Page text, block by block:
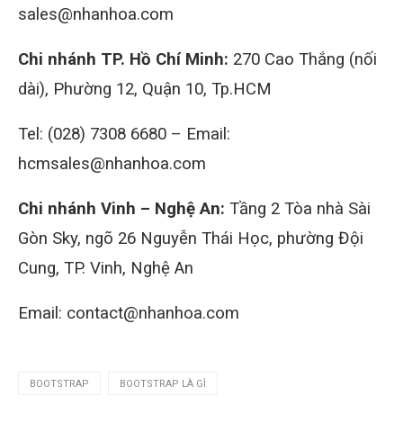
sales@nhanhoa.com
Chi nhánh TP. Hồ Chí Minh: 270 Cao Thắng (nối
dài), Phường 12, Quận 10, Tp.HCM
Tel: (028) 7308 6680 – Email:
hcmsales@nhanhoa.com
Chi nhánh Vinh – Nghệ An: Tầng 2 Tòa nhà Sài
Gòn Sky, ngõ 26 Nguyễn Thái Học, phường Đội
Cung, TP. Vinh, Nghệ An
Email: contact@nhanhoa.com
BOOTSTRAP BOOTSTRAP LÀ GÌ